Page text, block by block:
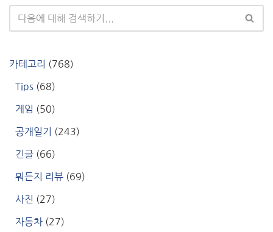
카테고리 (768)
Tips (68)
게임 (50)
공개일기 (243)
긴글 (66)
뭐든지 리뷰 (69)
사진 (27)
자동차 (27)